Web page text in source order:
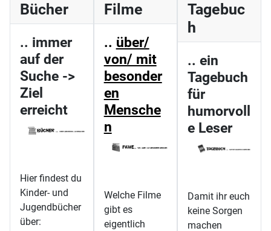
Bücher
.. immer
auf der
Suche ->
Ziel
erreicht
Hier findest du
Kinder- und
Jugendbücher
über:
Filme
.. über/
von/ mit
besonder
en
Mensche
n
Welche Filme
gibt es
eigentlich
Tagebuc
h
.. ein
Tagebuch
für
humorvoll
e Leser
Damit ihr euch
keine Sorgen
machen